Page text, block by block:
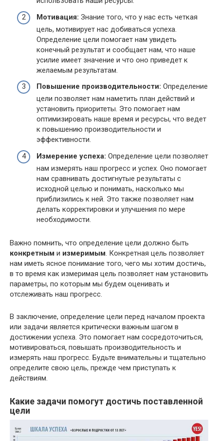
Мотивация: Знание того, что у нас есть четкая
цель, мотивирует нас добиваться успеха.
Определение цели помогает нам увидеть
конечный результат и сообщает нам, что наше
усилие имеет значение и что оно приведет к
желаемым результатам.
Повышение производительности: Определение
цели позволяет нам наметить план действий и
установить приоритеты. Это помогает нам
оптимизировать наше время и ресурсы, что ведет
к повышению производительности и
эффективности.
Измерение успеха: Определение цели позволяет
нам измерять наш прогресс и успех. Оно помогает
нам сравнивать достигнутые результаты с
исходной целью и понимать, насколько мы
приблизились к ней. Это также позволяет нам
делать корректировки и улучшения по мере
необходимости.
Важно помнить, что определение цели должно быть
конкретным и измеримым. Конкретная цель позволяет
нам иметь ясное понимание того, чего мы хотим достичь,
в то время как измеримая цель позволяет нам установить
параметры, по которым мы будем оценивать и
отслеживать наш прогресс.
В заключение, определение цели перед началом проекта
или задачи является критически важным шагом в
достижении успеха. Это помогает нам сосредоточиться,
мотивироваться, повышать производительность и
измерять наш прогресс. Будьте внимательны и тщательно
определите свою цель, прежде чем приступать к
действиям.
Какие задачи помогут достичь поставленной
цели